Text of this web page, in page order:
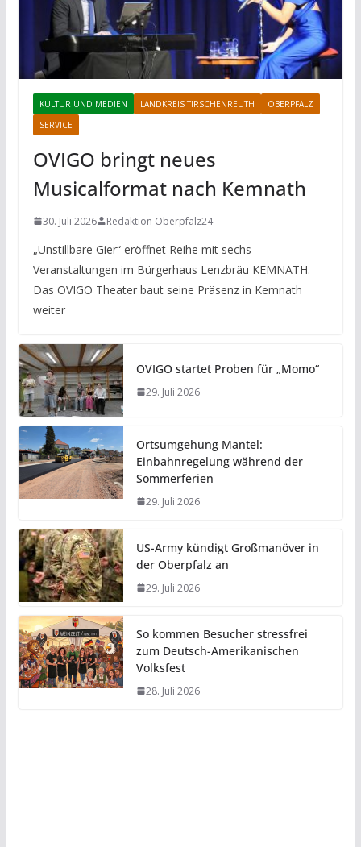
KULTUR UND MEDIEN LANDKREIS TIRSCHENREUTH
OBERPFALZ
SERVICE
OVIGO bringt neues
Musicalformat nach Kemnath
30. Juli 2026 Redaktion Oberpfalz24
„Unstillbare Gier“ eröffnet Reihe mit sechs
Veranstaltungen im Bürgerhaus Lenzbräu KEMNATH.
Das OVIGO Theater baut seine Präsenz in Kemnath
weiter
OVIGO startet Proben für „Momo“
29. Juli 2026
Ortsumgehung Mantel:
Einbahnregelung während der
Sommerferien
29. Juli 2026
US-Army kündigt Großmanöver in
der Oberpfalz an
29. Juli 2026
So kommen Besucher stressfrei
zum Deutsch-Amerikanischen
Volksfest
28. Juli 2026